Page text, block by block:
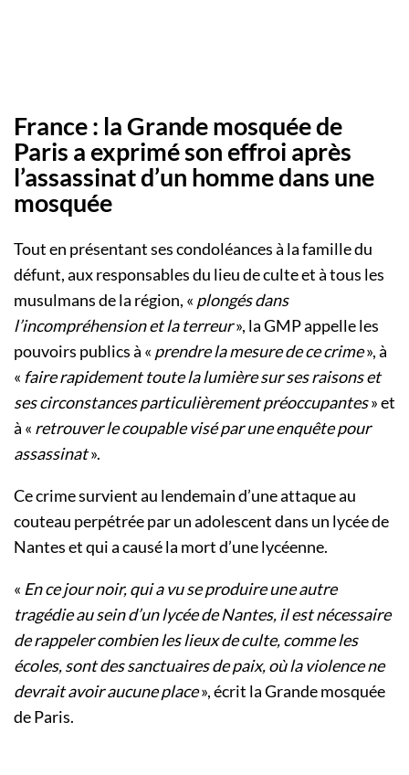
France : la Grande mosquée de
Paris a exprimé son effroi après
l’assassinat d’un homme dans une
mosquée
Tout en présentant ses condoléances à la famille du
défunt, aux responsables du lieu de culte et à tous les
musulmans de la région, « plongés dans
l’incompréhension et la terreur», la GMP appelle les
pouvoirs publics à « prendre la mesure de ce crime», à
« faire rapidement toute la lumière sur ses raisons et
ses circonstances particulièrement préoccupantes» et
à « retrouver le coupable visé par une enquête pour
assassinat».
Ce crime survient au lendemain d’une attaque au
couteau perpétrée par un adolescent dans un lycée de
Nantes et qui a causé la mort d’une lycéenne.
« En ce jour noir, qui a vu se produire une autre
tragédie au sein d’un lycée de Nantes, il est nécessaire
de rappeler combien les lieux de culte, comme les
écoles, sont des sanctuaires de paix, où la violence ne
devrait avoir aucune place», écrit la Grande mosquée
de Paris.